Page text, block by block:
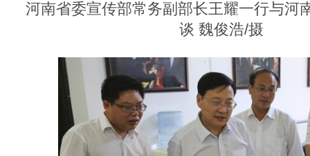
河南省委宣传部常务副部长王耀一行与河
谈 魏俊浩/摄